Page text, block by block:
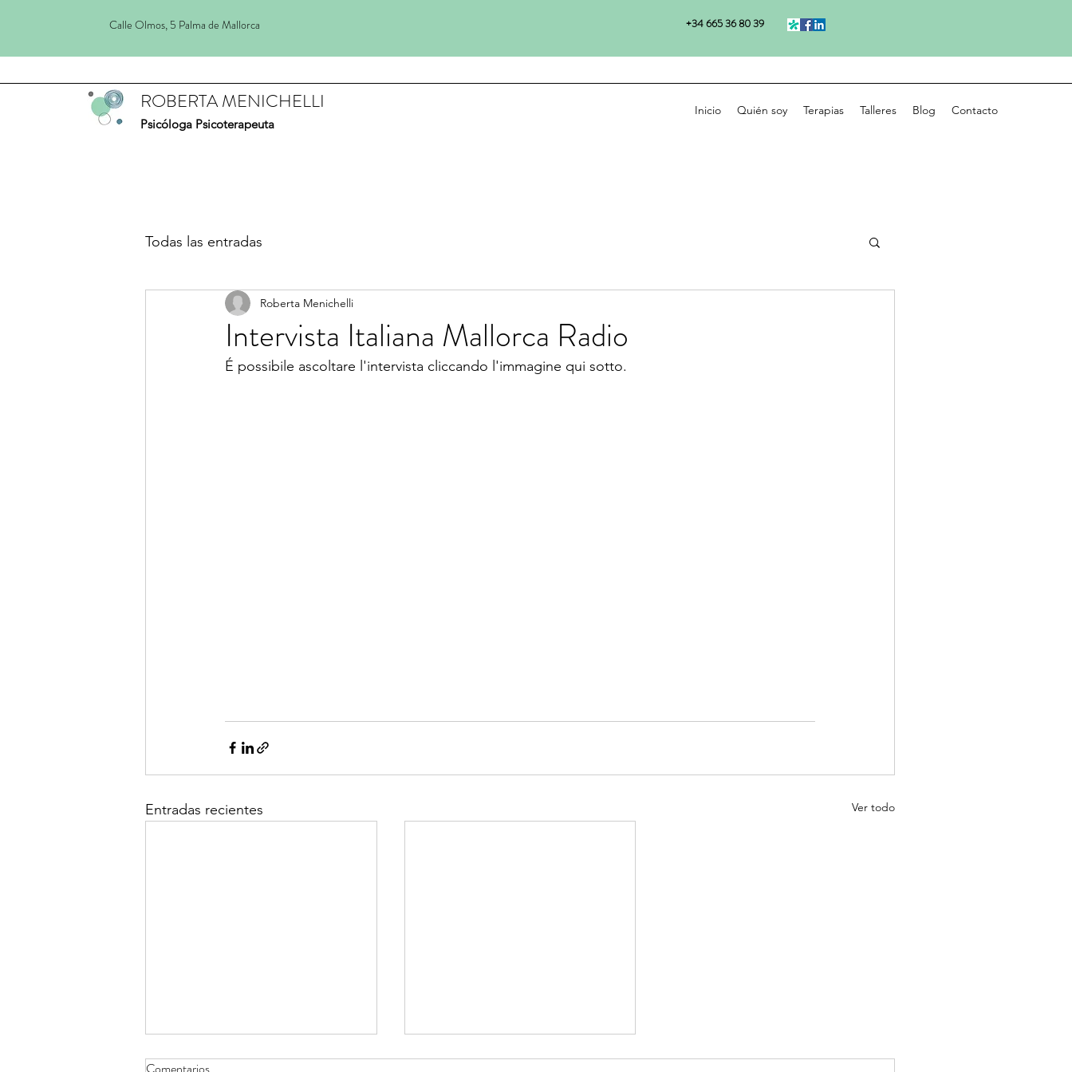
Calle Olmos, 5 Palma de Mallorca +34 665 36 80 39
ROBERTA MENICHELLI
Psicóloga Psicoterapeuta
Inicio Quién soy Terapias Talleres Blog Contacto
Todas las entradas
Intervista Italiana Mallorca Radio
Roberta Menichelli
É possibile ascoltare l'intervista cliccando l'immagine qui sotto.
Entradas recientes Ver todo